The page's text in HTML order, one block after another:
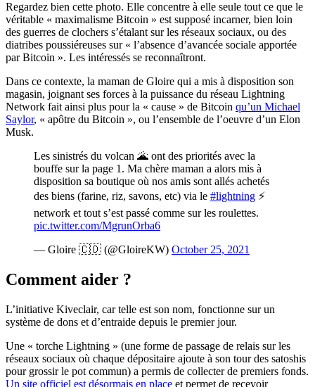
Regardez bien cette photo. Elle concentre à elle seule tout ce que le
véritable « maximalisme Bitcoin » est supposé incarner, bien loin
des guerres de clochers s’étalant sur les réseaux sociaux, ou des
diatribes poussiéreuses sur « l’absence d’avancée sociale apportée
par Bitcoin ». Les intéressés se reconnaîtront.
Dans ce contexte, la maman de Gloire qui a mis à disposition son
magasin, joignant ses forces à la puissance du réseau Lightning
Network fait ainsi plus pour la « cause » de Bitcoin qu’un Michael
Saylor, « apôtre du Bitcoin », ou l’ensemble de l’oeuvre d’un Elon
Musk.
Les sinistrés du volcan 🌋 ont des priorités avec la
bouffe sur la page 1. Ma chère maman a alors mis à
disposition sa boutique où nos amis sont allés achetés
des biens (farine, riz, savons, etc) via le #lightning ⚡️
network et tout s’est passé comme sur les roulettes.
pic.twitter.com/MgrunOrba6
— Gloire 🇨🇩 (@GloireKW) October 25, 2021
Comment aider ?
L’initiative Kiveclair, car telle est son nom, fonctionne sur un
système de dons et d’entraide depuis le premier jour.
Une « torche Lightning » (une forme de passage de relais sur les
réseaux sociaux où chaque dépositaire ajoute à son tour des satoshis
pour grossir le pot commun) a permis de collecter de premiers fonds.
Un site officiel est désormais en place et permet de recevoir